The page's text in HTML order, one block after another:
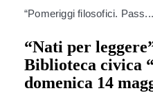
“Pomeriggi filosofici. Pass...
“Nati per
Biblioteca civica
domenica 14